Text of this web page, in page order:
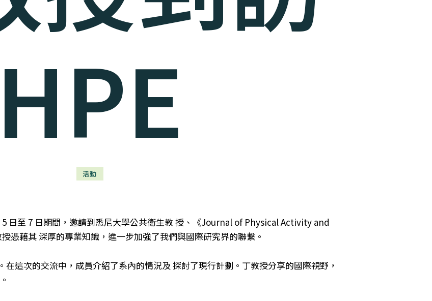
HPE
活動
日至 7 日期間，邀請到悉尼大學公共衛生教 授、《Journal of Physical Activity and
憑藉其 深厚的專業知識，進一步加強了我們與國際研究界的聯繫。
這次的交流中，成員介紹了系內的情況及 探討了現行計劃。丁教授分享的國際視野，